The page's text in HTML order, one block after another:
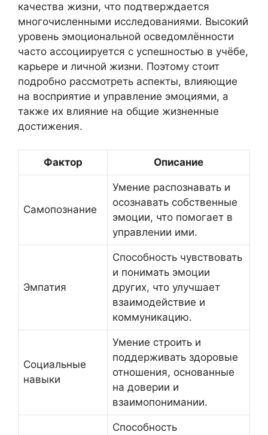
качества жизни, что подтверждается
многочисленными исследованиями. Высокий
уровень эмоциональной осведомлённости
часто ассоциируется с успешностью в учёбе,
карьере и личной жизни. Поэтому стоит
подробно рассмотреть аспекты, влияющие
на восприятие и управление эмоциями, а
также их влияние на общие жизненные
достижения.
Фактор Описание
Самопознание
Умение распознавать и
осознавать собственные
эмоции, что помогает в
управлении ими.
Эмпатия
Способность чувствовать
и понимать эмоции
других, что улучшает
взаимодействие и
коммуникацию.
Социальные
навыки
Умение строить и
поддерживать здоровые
отношения, основанные
на доверии и
взаимопонимании.
Способность